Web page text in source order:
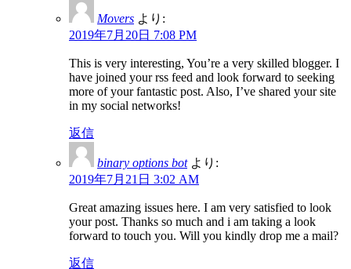
Movers より:
2019年7月20日 7:08 PM
This is very interesting, You’re a very skilled blogger. I
have joined your rss feed and look forward to seeking
more of your fantastic post. Also, I’ve shared your site
in my social networks!
返信
binary options bot より:
2019年7月21日 3:02 AM
Great amazing issues here. I am very satisfied to look
your post. Thanks so much and i am taking a look
forward to touch you. Will you kindly drop me a mail?
返信